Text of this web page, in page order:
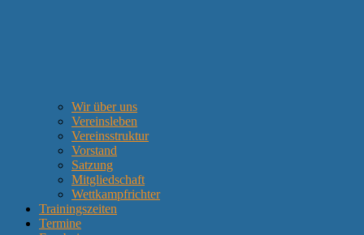
Wir über uns
Vereinsleben
Vereinsstruktur
Vorstand
Satzung
Mitgliedschaft
Wettkampfrichter
Trainingszeiten
Termine